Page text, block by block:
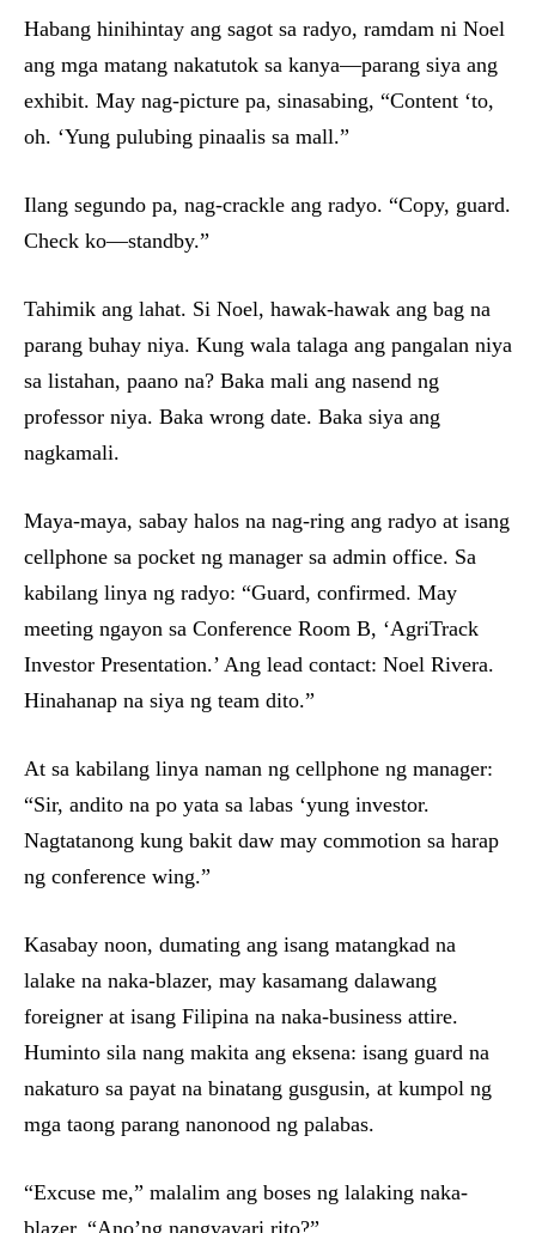
Habang hinihintay ang sagot sa radyo, ramdam ni Noel
ang mga matang nakatutok sa kanya—parang siya ang
exhibit. May nag-picture pa, sinasabing, “Content ‘to,
oh. ‘Yung pulubing pinaalis sa mall.”
Ilang segundo pa, nag-crackle ang radyo. “Copy, guard.
Check ko—standby.”
Tahimik ang lahat. Si Noel, hawak-hawak ang bag na
parang buhay niya. Kung wala talaga ang pangalan niya
sa listahan, paano na? Baka mali ang nasend ng
professor niya. Baka wrong date. Baka siya ang
nagkamali.
Maya-maya, sabay halos na nag-ring ang radyo at isang
cellphone sa pocket ng manager sa admin office. Sa
kabilang linya ng radyo: “Guard, confirmed. May
meeting ngayon sa Conference Room B, ‘AgriTrack
Investor Presentation.’ Ang lead contact: Noel Rivera.
Hinahanap na siya ng team dito.”
At sa kabilang linya naman ng cellphone ng manager:
“Sir, andito na po yata sa labas ‘yung investor.
Nagtatanong kung bakit daw may commotion sa harap
ng conference wing.”
Kasabay noon, dumating ang isang matangkad na
lalake na naka-blazer, may kasamang dalawang
foreigner at isang Filipina na naka-business attire.
Huminto sila nang makita ang eksena: isang guard na
nakaturo sa payat na binatang gusgusin, at kumpol ng
mga taong parang nanonood ng palabas.
“Excuse me,” malalim ang boses ng lalaking naka-
blazer. “Ano’ng nangyayari rito?”